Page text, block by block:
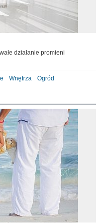
działanie promieni
Wnętrza Ogród